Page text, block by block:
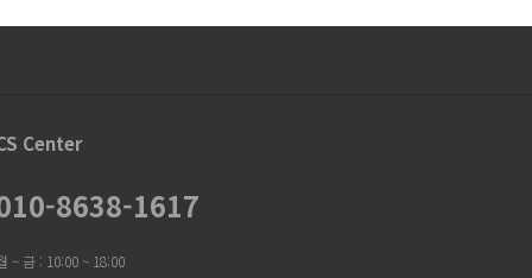
Center
8638-1617
~ 금 : 10:00 ~ 18:00